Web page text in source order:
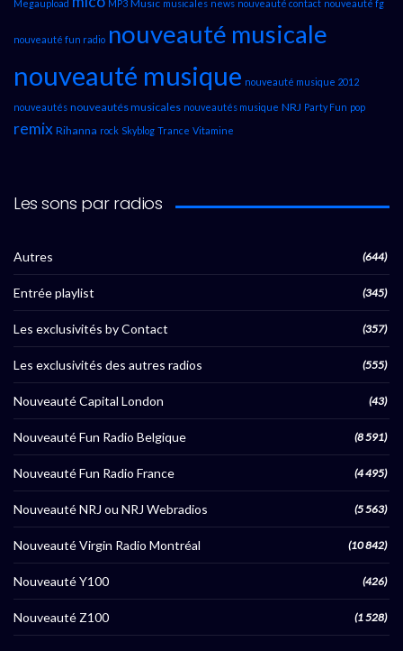
Megaupload MP3 Music musicales news nouveauté contact nouveauté fg
nouveauté fun radio nouveauté musicale
nouveauté musique nouveauté musique 2012
nouveautés nouveautés musicales nouveautés musique NRJ Party Fun pop
remix Rihanna rock Skyblog Trance Vitamine
Les sons par radios
Autres (644)
Entrée playlist (345)
Les exclusivités by Contact (357)
Les exclusivités des autres radios (555)
Nouveauté Capital London (43)
Nouveauté Fun Radio Belgique (8 591)
Nouveauté Fun Radio France (4 495)
Nouveauté NRJ ou NRJ Webradios (5 563)
Nouveauté Virgin Radio Montréal (10 842)
Nouveauté Y100 (426)
Nouveauté Z100 (1 528)